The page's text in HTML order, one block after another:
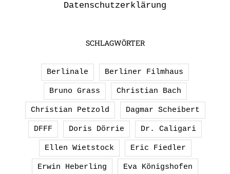
Datenschutzerklärung
SCHLAGWÖRTER
Berlinale Berliner Filmhaus
Bruno Grass Christian Bach
Christian Petzold Dagmar Scheibert
DFFF Doris Dörrie Dr. Caligari
Ellen Wietstock Eric Fiedler
Erwin Heberling Eva Königshofen